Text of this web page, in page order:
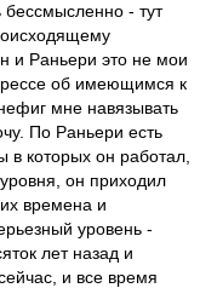
бессмысленно - тут
и Раньери это не мои
об имеющимся к
мне навязывать
По Раньери есть
в которых он работал,
он приходил
времена и
уровень -
лет назад и
и все время